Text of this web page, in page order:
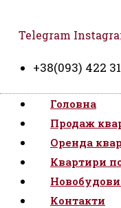
Telegram
+38(093) 422
Головна
Продаж
Оренда
Квартири
Контакти